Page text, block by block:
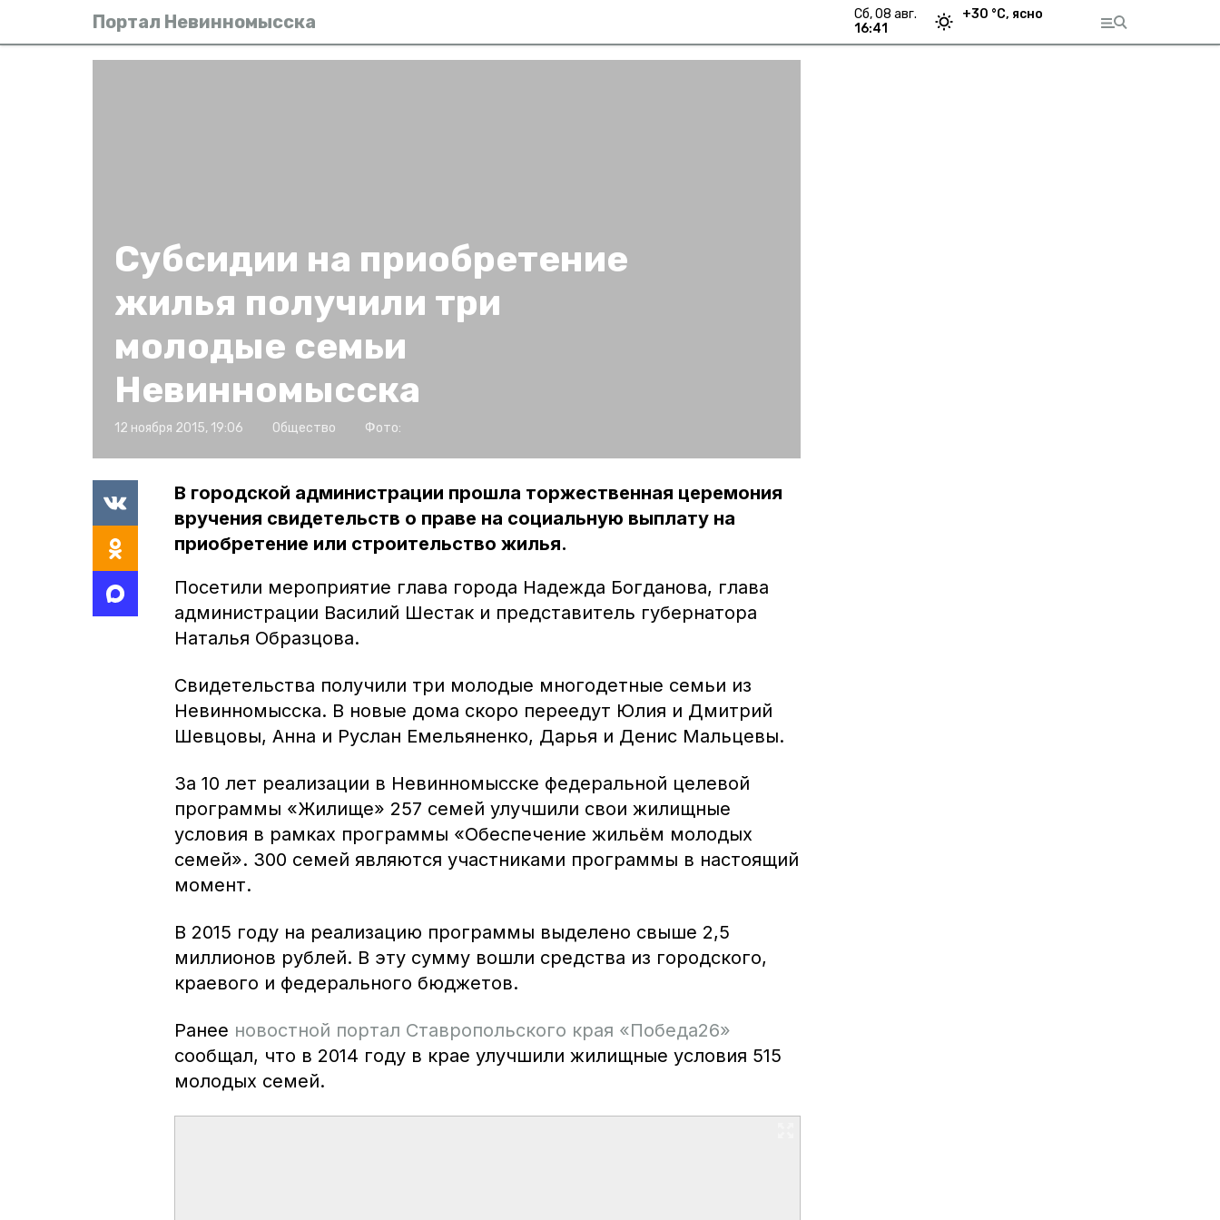
Портал Невинномысска
сб, 08 авг.
16:41
+30 °С, ясно
Субсидии на приобретение
жилья получили три
молодые семьи
Невинномысска
12 ноября 2015, 19:06 Общество Фото:
В городской администрации прошла торжественная церемония
вручения свидетельств о праве на социальную выплату на
приобретение или строительство жилья.
Посетили мероприятие глава города Надежда Богданова, глава
администрации Василий Шестак и представитель губернатора
Наталья Образцова.
Свидетельства получили три молодые многодетные семьи из
Невинномысска. В новые дома скоро переедут Юлия и Дмитрий
Шевцовы, Анна и Руслан Емельяненко, Дарья и Денис Мальцевы.
За 10 лет реализации в Невинномысске федеральной целевой
программы «Жилище» 257 семей улучшили свои жилищные
условия в рамках программы «Обеспечение жильём молодых
семей». 300 семей являются участниками программы в настоящий
момент.
В 2015 году на реализацию программы выделено свыше 2,5
миллионов рублей. В эту сумму вошли средства из городского,
краевого и федерального бюджетов.
Ранее новостной портал Ставропольского края «Победа26»
сообщал, что в 2014 году в крае улучшили жилищные условия 515
молодых семей.